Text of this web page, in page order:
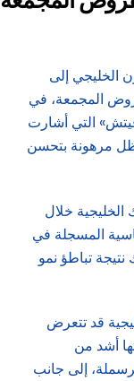
الخليجي إلى
المجمعة، في
التي أشارت
مرهونة بتحسن
الخليجية خلال
المسجلة في
نتيجة تباطؤ نمو
قد تتعرض
أشد من
إلى جانب